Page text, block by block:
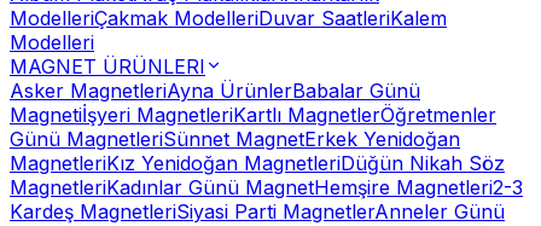
ModelleriÇakmak ModelleriDuvar SaatleriKalem
Modelleri
MAGNET ÜRÜNLERI
Asker MagnetleriAyna ÜrünlerBabalar Günü
Magnetiİşyeri MagnetleriKartlı MagnetlerÖğretmenler
Günü MagnetleriSünnet MagnetErkek Yenidoğan
MagnetleriKız Yenidoğan MagnetleriDüğün Nikah Söz
MagnetleriKadınlar Günü MagnetHemşire Magnetleri2-3
Kardeş MagnetleriSiyasi Parti MagnetlerAnneler Günü